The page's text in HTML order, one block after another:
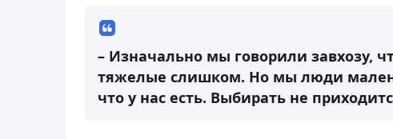
– Изначально мы говорили завхозу,
тяжелые слишком. Но мы люди
что у нас есть. Выбирать не